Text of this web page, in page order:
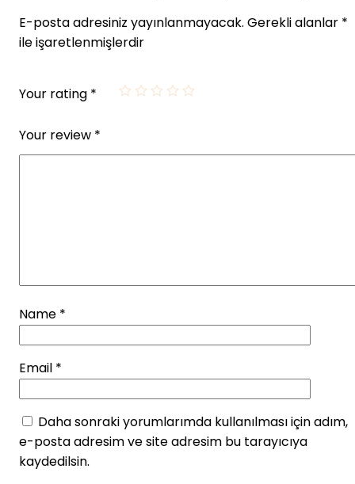
E-posta adresiniz yayınlanmayacak. Gerekli alanlar *
ile işaretlenmişlerdir
Your rating *
Your review *
Name *
Email *
Daha sonraki yorumlarımda kullanılması için adım,
e-posta adresim ve site adresim bu tarayıcıya
kaydedilsin.